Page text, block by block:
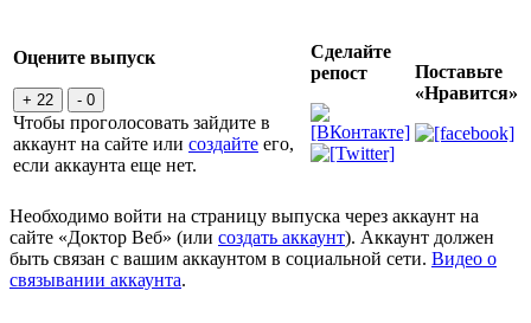
Оцените выпуск
+ 22 - 0
Чтобы проголосовать зайдите в
аккаунт на сайте или создайте его,
если аккаунта еще нет.
Сделайте
репост
Поставьте
«Нравится»
Необходимо войти на страницу выпуска через аккаунт на
сайте «Доктор Веб» (или создать аккаунт). Аккаунт должен
быть связан с вашим аккаунтом в социальной сети. Видео о
связывании аккаунта.